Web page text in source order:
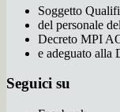
Soggetto
del personale
Decreto MPI
e adeguato
Seguici su